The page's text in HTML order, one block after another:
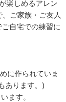
楽しめるアレン
ご家族・ご友人
自宅での練習に
に作られていま
あります。)
ます。